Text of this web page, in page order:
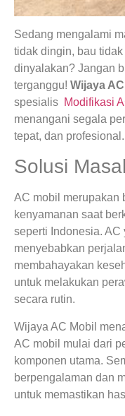
Sedang mengalami
tidak dingin, bau
dinyalakan? Jangan
terganggu! Wijaya
spesialis Modifikasi
menangani segala
tepat, dan profesional.
Solusi
AC mobil merupakan
kenyamanan saat
seperti Indonesia.
menyebabkan
membahayakan
untuk melakukan
secara rutin.
Wijaya AC Mobil
AC mobil mulai dari
komponen utama.
berpengalaman dan
untuk memastikan